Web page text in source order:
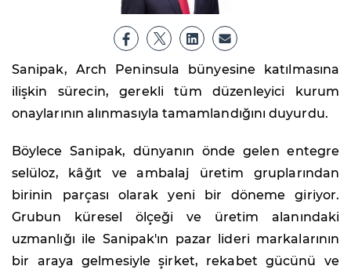
Sanipak, Arch Peninsula bünyesine katılmasına
ilişkin sürecin, gerekli tüm düzenleyici kurum
onaylarının alınmasıyla tamamlandığını duyurdu.
Böylece Sanipak, dünyanın önde gelen entegre
selüloz, kâğıt ve ambalaj üretim gruplarından
birinin parçası olarak yeni bir döneme giriyor.
Grubun küresel ölçeği ve üretim alanındaki
uzmanlığı ile Sanipak'ın pazar lideri markalarının
bir araya gelmesiyle şirket, rekabet gücünü ve